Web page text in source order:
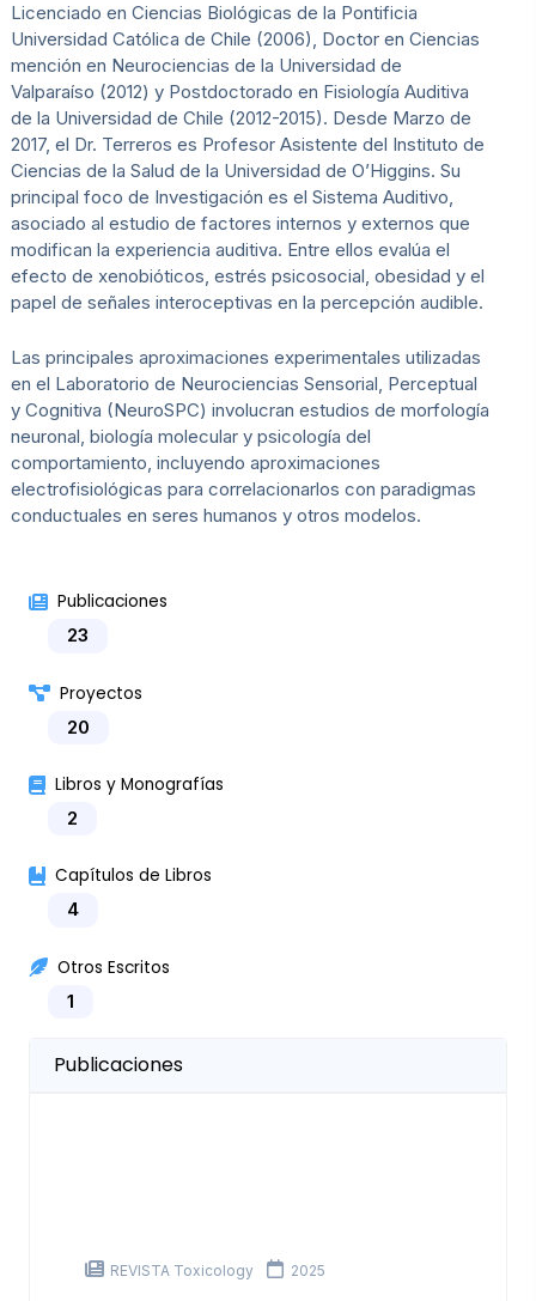
Licenciado en Ciencias Biológicas de la Pontificia
Universidad Católica de Chile (2006), Doctor en Ciencias
mención en Neurociencias de la Universidad de
Valparaíso (2012) y Postdoctorado en Fisiología Auditiva
de la Universidad de Chile (2012-2015). Desde Marzo de
2017, el Dr. Terreros es Profesor Asistente del Instituto de
Ciencias de la Salud de la Universidad de O’Higgins. Su
principal foco de Investigación es el Sistema Auditivo,
asociado al estudio de factores internos y externos que
modifican la experiencia auditiva. Entre ellos evalúa el
efecto de xenobióticos, estrés psicosocial, obesidad y el
papel de señales interoceptivas en la percepción audible.
Las principales aproximaciones experimentales utilizadas
en el Laboratorio de Neurociencias Sensorial, Perceptual
y Cognitiva (NeuroSPC) involucran estudios de morfología
neuronal, biología molecular y psicología del
comportamiento, incluyendo aproximaciones
electrofisiológicas para correlacionarlos con paradigmas
conductuales en seres humanos y otros modelos.
Publicaciones
23
Proyectos
20
Libros y Monografías
2
Capítulos de Libros
4
Otros Escritos
1
Publicaciones
REVISTA Toxicology 2025